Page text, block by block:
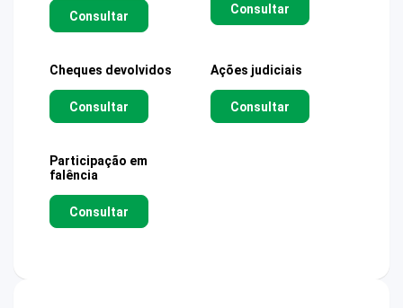
Consultar Consultar
Cheques devolvidos
Consultar
Ações judiciais
Consultar
Participação em
falência
Consultar